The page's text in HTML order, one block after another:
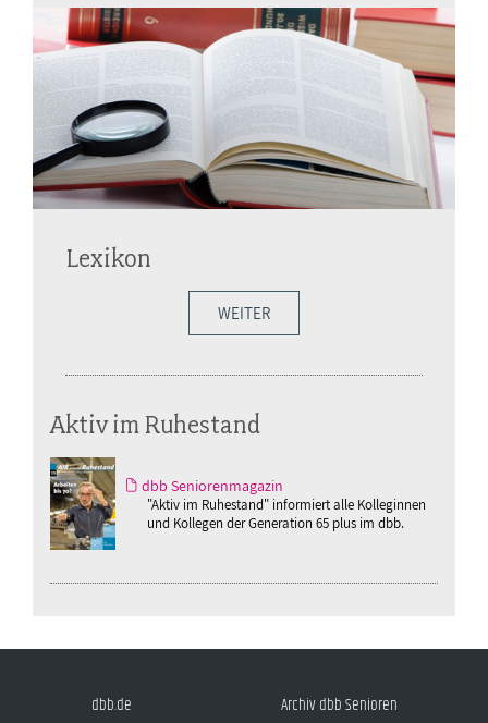
Lexikon
WEITER
Aktiv im Ruhestand
dbb Seniorenmagazin
"Aktiv im Ruhestand" informiert alle Kolleginnen
und Kollegen der Generation 65 plus im dbb.
dbb.de Archiv dbb Senioren